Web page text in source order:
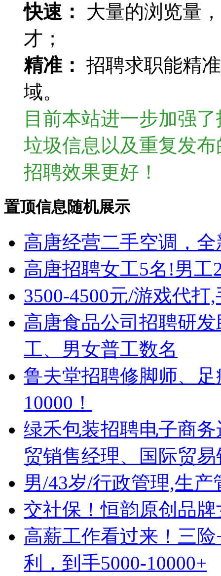
快速：
大量的浏览量
才；
精准： 招聘求职能精
域。
目前本站进一步加强
垃圾信息以及重复发
招聘效果更好！
置顶信息随机展示
高唐经营二手空调，
高唐招聘女工5名!男工
3500-4500元/游戏代打
高唐食品公司招聘研
工、男女普工数名
鲁夫堂招聘修脚师、
10000！
绿禾包装招聘电子商
贸销售经理、国际贸
男/43岁/行政管理,生产
交社保！恒韵原创品
高薪工作看过来！三
利，到手5000-10000+